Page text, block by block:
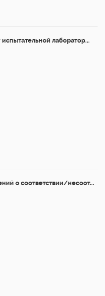
испытательной лаборатор...
о соответствии/несоот...